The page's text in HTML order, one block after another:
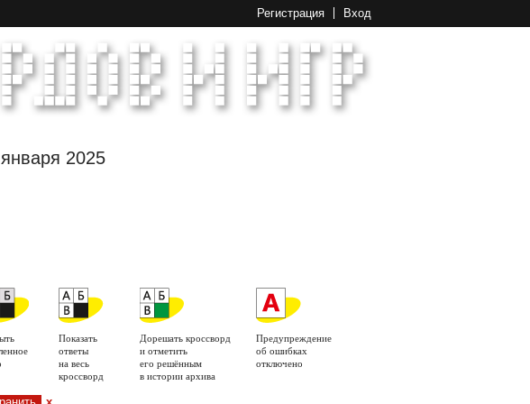
Регистрация Вход
2025
Показать
ответы
на весь
кроссворд
Дорешать кроссворд
и отметить
его решённым
в истории архива
Предупреждение
об ошибках
отключено